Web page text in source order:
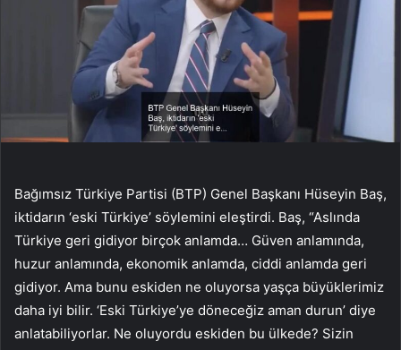
Bağımsız Türkiye Partisi (BTP) Genel Başkanı Hüseyin Baş,
iktidarın ‘eski Türkiye’ söylemini eleştirdi. Baş, “Aslında
Türkiye geri gidiyor birçok anlamda… Güven anlamında,
huzur anlamında, ekonomik anlamda, ciddi anlamda geri
gidiyor. Ama bunu eskiden ne oluyorsa yaşça büyüklerimiz
daha iyi bilir. ‘Eski Türkiye’ye döneceğiz aman durun’ diye
anlatabiliyorlar. Ne oluyordu eskiden bu ülkede? Sizin